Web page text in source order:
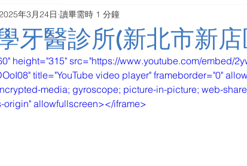
牙醫診所(新北市新店
2025年3月24日 讀畢需時 1 分鐘
height="315" src="https://www.youtube.com/embed/
title="YouTube video player" frameborder="0"
media; gyroscope; picture-in-picture; web-
origin" allowfullscreen></iframe>